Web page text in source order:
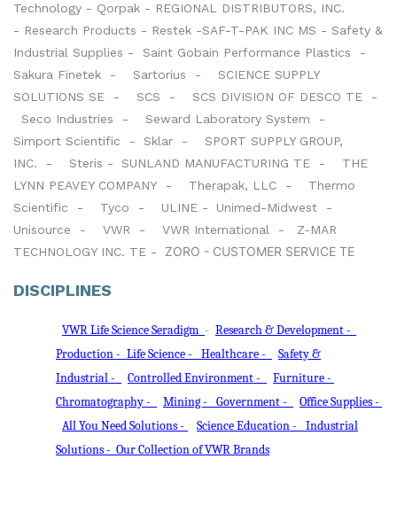
Technology - Qorpak - REGIONAL DISTRIBUTORS, INC.
- Research Products - Restek -SAF-T-PAK INC MS - Safety &
Industrial Supplies - Saint Gobain Performance Plastics -
Sakura Finetek -
Sartorius -
SCIENCE SUPPLY
SOLUTIONS SE -
SCS -
SCS DIVISION OF DESCO TE -
Seco Industries -
Seward Laboratory System -
Simport Scientific -
Sklar -
SPORT SUPPLY GROUP,
INC. -
Steris - SUNLAND MANUFACTURING TE -
THE
LYNN PEAVEY COMPANY -
Therapak, LLC -
Thermo
Scientific -
Tyco - ULINE -
Unimed-Midwest -
Unisource -
VWR - VWR International -
Z-MAR
TECHNOLOGY INC. TE -
ZORO - CUSTOMER SERVICE TE
DISCIPLINES
VWR Life Science Seradigm - Research & Development -
Production - Life Science - Healthcare -
Safety &
Industrial -
Controlled Environment -
Furniture -
Chromatography -
Mining - Government -
Office Supplies -
All You Need Solutions -
Science Education -
Industrial
Solutions - Our Collection of VWR Brands